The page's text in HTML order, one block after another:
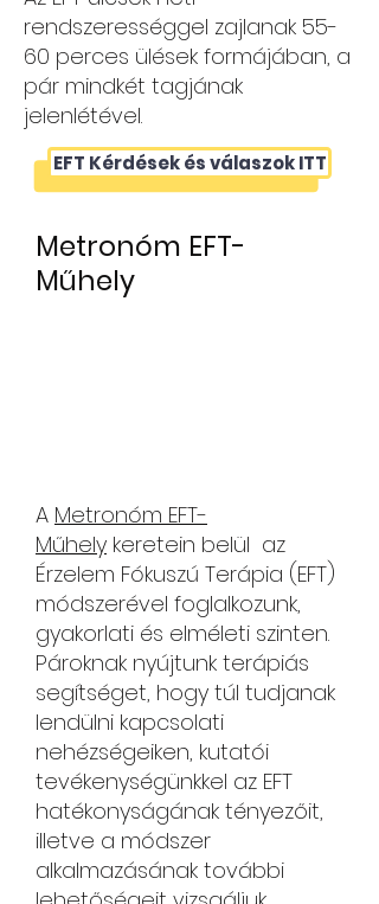
rendszerességgel zajlanak 55-
60 perces ülések formájában, a
pár mindkét tagjának
jelenlétével.
EFT Kérdések és válaszok ITT
Metronóm EFT-
Műhely
A Metronóm EFT-
Műhely keretein belül az
Érzelem Fókuszú Terápia (EFT)
módszerével foglalkozunk,
gyakorlati és elméleti szinten.
Pároknak nyújtunk terápiás
segítséget, hogy túl tudjanak
lendülni kapcsolati
nehézségeiken, kutatói
tevékenységünkkel az EFT
hatékonyságának tényezőit,
illetve a módszer
alkalmazásának további